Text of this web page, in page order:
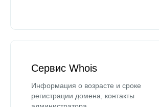
Сервис Whois
Информация о возрасте и сроке
регистрации домена, контакты